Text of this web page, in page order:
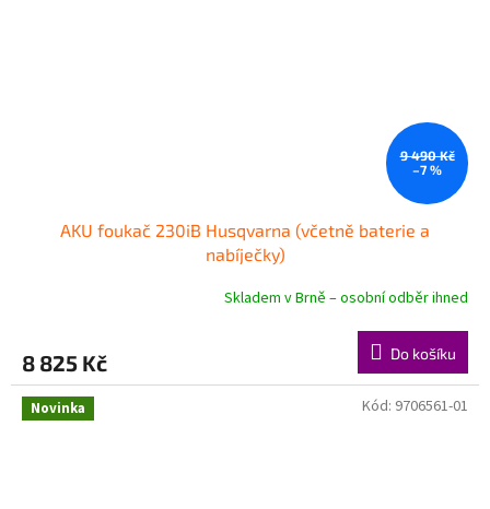
9 490 Kč
–7 %
AKU foukač 230iB Husqvarna (včetně baterie a
nabíječky)
Skladem v Brně – osobní odběr ihned
8 825 Kč Do košíku
Novinka Kód: 9706561-01